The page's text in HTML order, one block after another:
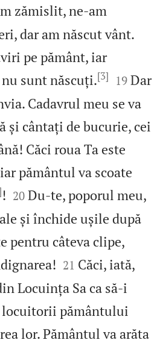
zămislit, ne‑am
dar am născut vânt.
pe pământ, iar
sunt născuți.[3] 

19 Dar
Cadavrul meu se va
și cântați de bucurie, cei
Căci roua Ta este
pământul va scoate
! 

20 Du‑te, poporul meu,
și închide ușile după
pentru câteva clipe,


21 Căci, iată,
Locuința Sa ca să‑i
locuitorii pământului
lor. Pământul va arăta